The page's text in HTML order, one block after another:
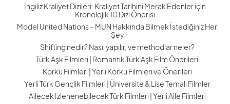
İngiliz Kraliyet Dizileri: Kraliyet Tarihini Merak Edenler için
Kronolojik 10 Dizi Önerisi
Model United Nations – MUN Hakkında Bilmek İstediğiniz Her
Şey
Shifting nedir? Nasıl yapılır, ve methodlar neler?
Türk Aşk Filmleri | Romantik Türk Aşk Film Önerileri
Korku Filmleri | Yerli Korku Filmleri ve Önerileri
Yerli Türk Gençlik Filmleri | Üniversite & Lise Temalı Filmler
Ailecek İzlenenebilecek Türk Filmleri | Yerli Aile Filmleri